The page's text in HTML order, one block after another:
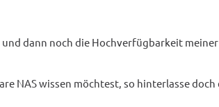
dann noch die Hochverfügbarkeit
NAS wissen möchtest, so hinterlasse doch